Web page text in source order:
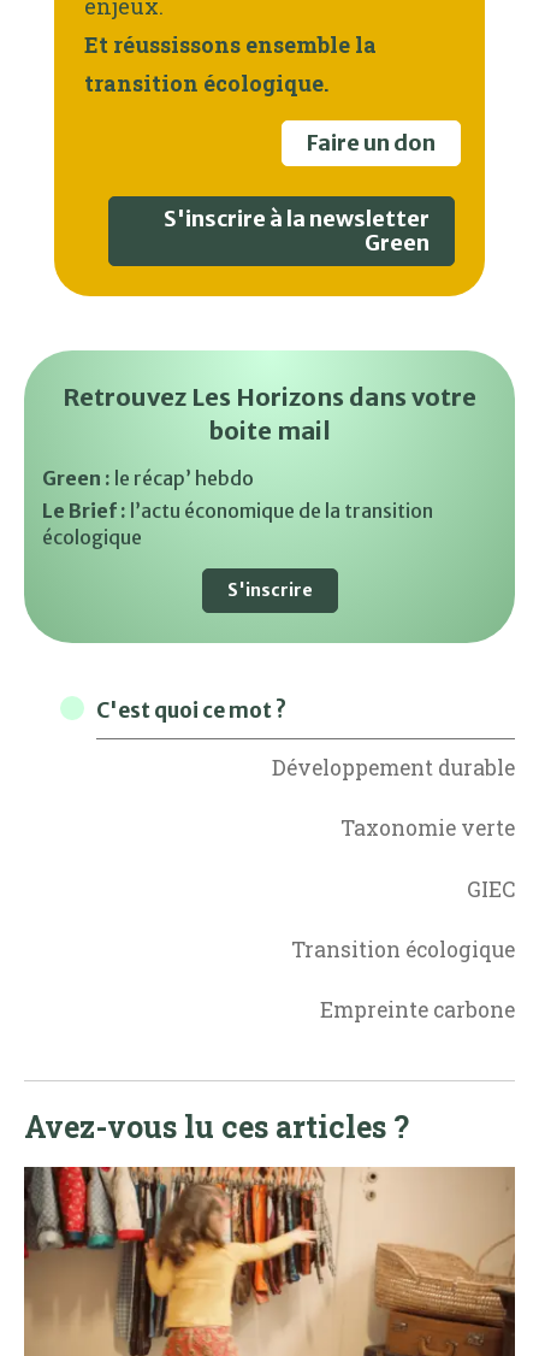
enjeux.
Et réussissons ensemble la
transition écologique.
Faire un don
S'inscrire à la newsletter
Green
Retrouvez Les Horizons dans votre
boite mail
Green : le récap’ hebdo
Le Brief : l’actu économique de la transition
écologique
S'inscrire
C'est quoi ce mot ?
Développement durable
Taxonomie verte
GIEC
Transition écologique
Empreinte carbone
Avez-vous lu ces articles ?